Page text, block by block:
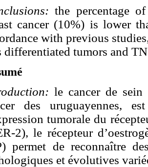
the percentage
cancer (10%) is lower
with previous
differentiated tumors and
le cancer de
des uruguayennes,
tumorale du
2), le récepteur
permet de reconnaître
et évolutives